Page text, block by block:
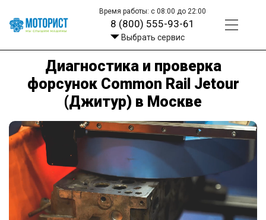
Время работы: с 08:00 до 22:00
8 (800) 555-93-61
Выбрать сервис
Диагностика и проверка
форсунок Common Rail Jetour
(Джитур) в Москве